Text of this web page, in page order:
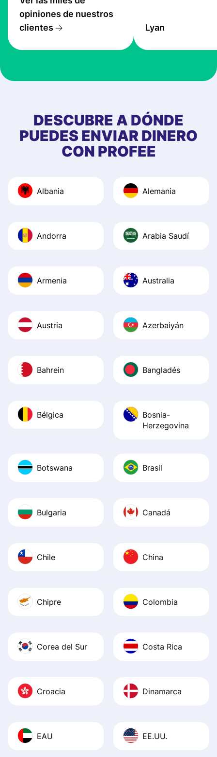
opiniones de nuestros
clientes
the exchange
at Profee is very
first started
app, and they
quick to provide
and helpful
Recommend it!
Lyan
DESCUBRE A DÓNDE
PUEDES ENVIAR DINERO
CON PROFEE
Albania Alemania
Andorra Arabia Saudí
Armenia Australia
Austria Azerbaiyán
Bahrein Bangladés
Bélgica
Bosnia-
Herzegovina
Botswana Brasil
Bulgaria Canadá
Chile China
Chipre Colombia
Corea del Sur Costa Rica
Croacia Dinamarca
EAU EE.UU.